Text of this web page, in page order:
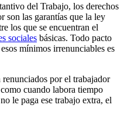
del Trabajo, los derechos
son las garantías que la ley
los que se encuentran el
sociales básicas. Todo pacto
mínimos irrenunciables es
por el trabajador
cuando labora tiempo
le paga ese trabajo extra, el